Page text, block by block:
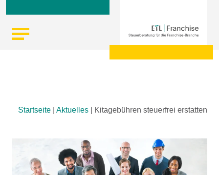
Startseite Aktuelles Kitagebühren steuerfrei erstatten